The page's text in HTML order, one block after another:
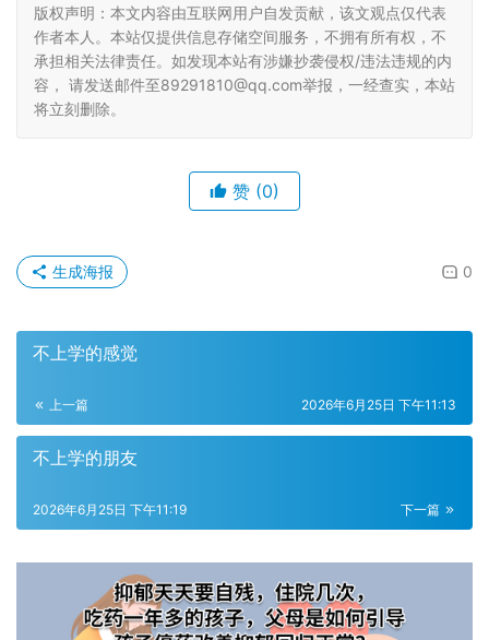
版权声明：本文内容由互联网用户自发贡献，该文观点仅代表
作者本人。本站仅提供信息存储空间服务，不拥有所有权，不
承担相关法律责任。如发现本站有涉嫌抄袭侵权/违法违规的内
容， 请发送邮件至89291810@qq.com举报，一经查实，本站
将立刻删除。
赞 (0)
0
生成海报
不上学的感觉
上一篇 2026年6月25日 下午11:13
不上学的朋友
下一篇
2026年6月25日 下午11:19